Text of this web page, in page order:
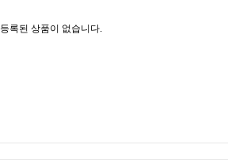
등록된 상품이 없습니다.